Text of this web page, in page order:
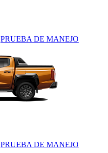
PRUEBA DE MANEJO
PRUEBA DE MANEJO